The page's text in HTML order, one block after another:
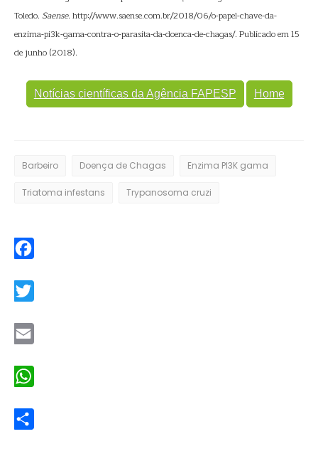
Toledo. Saense. http://www.saense.com.br/2018/06/o-papel-chave-da-
enzima-pi3k-gama-contra-o-parasita-da-doenca-de-chagas/. Publicado em 15
de junho (2018).
Notícias científicas da Agência FAPESP Home
Barbeiro Doença de Chagas Enzima PI3K gama
Triatoma infestans Trypanosoma cruzi